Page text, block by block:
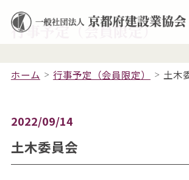
行事予定（会員限定）
ホーム 行事予定（会員限定） 土木
2022/09/14
土木委員会